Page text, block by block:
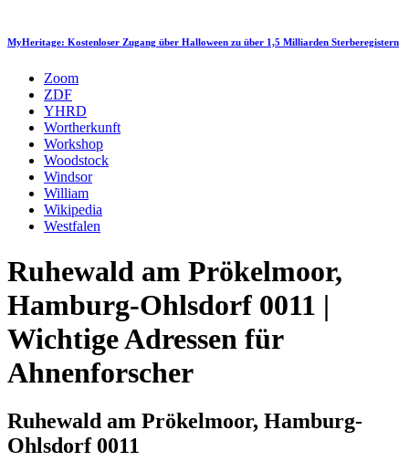
MyHeritage: Kostenloser Zugang über Halloween zu über 1,5 Milliarden Sterberegistern
Zoom
ZDF
YHRD
Wortherkunft
Workshop
Woodstock
Windsor
William
Wikipedia
Westfalen
Ruhewald am Prökelmoor,
Hamburg-Ohlsdorf 0011 |
Wichtige Adressen für
Ahnenforscher
Ruhewald am Prökelmoor, Hamburg-
Ohlsdorf 0011